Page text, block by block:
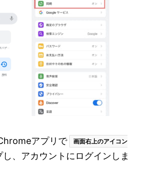
アプリで
画面右上のアイコン
し、アカウントにログインしま